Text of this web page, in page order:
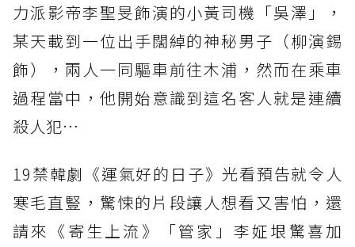
力派影帝李聖旻飾演的小黃司機「吳澤」，
某天載到一位出手闊綽的神秘男子（柳演錫
飾），兩人一同驅車前往木浦，然而在乘車
過程當中，他開始意識到這名客人就是連續
殺人犯…
19禁韓劇《運氣好的日子》光看預告就令人
寒毛直豎，驚悚的片段讓人想看又害怕，還
請來《寄生上流》「管家」李姃垠驚喜加